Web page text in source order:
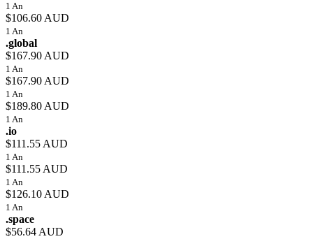
1 An
$106.60 AUD
1 An
.global
$167.90 AUD
1 An
$167.90 AUD
1 An
$189.80 AUD
1 An
.io
$111.55 AUD
1 An
$111.55 AUD
1 An
$126.10 AUD
1 An
.space
$56.64 AUD